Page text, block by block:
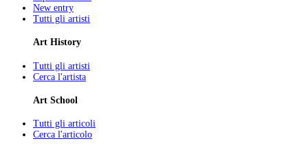
New entry
Tutti gli artisti
Art History
Tutti gli artisti
Cerca l'artista
Art School
Tutti gli articoli
Cerca l'articolo